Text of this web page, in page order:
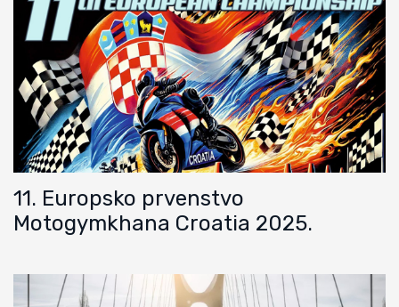
11. Europsko prvenstvo
Motogymkhana Croatia 2025.